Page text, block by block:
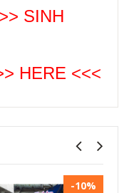
SINH
HERE <<<
-10%